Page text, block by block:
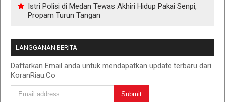
Istri Polisi di Medan Tewas Akhiri Hidup Pakai Senpi,
Propam Turun Tangan
LANGGANAN BERITA
Daftarkan Email anda untuk mendapatkan update terbaru dari
KoranRiau.Co